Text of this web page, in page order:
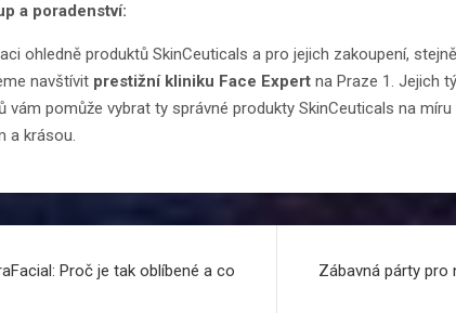
a poradenství:
ohledně produktů SkinCeuticals a pro jejich zakoupení,
navštívit prestižní kliniku Face Expert na Praze 1. Jejich
vám pomůže vybrat ty správné produkty SkinCeuticals na
a krásou.
Proč je tak oblíbené a co
Zábavná párty pro